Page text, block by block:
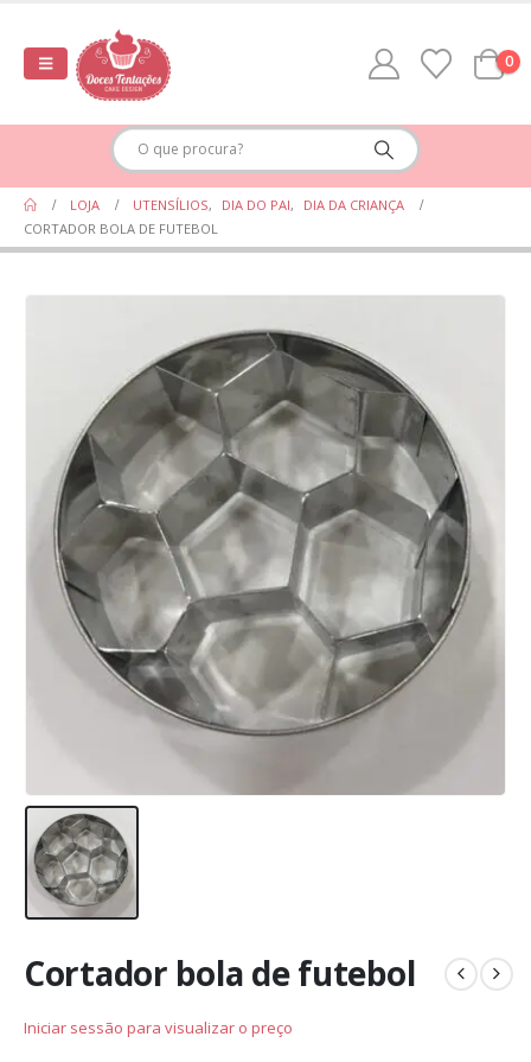
0
LOJA UTENSÍLIOS, DIA DO PAI,
DIA DA CRIANÇA
CORTADOR BOLA DE FUTEBOL
Cortador bola de futebol
Iniciar sessão para visualizar o preço